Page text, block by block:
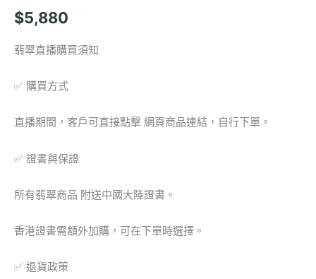
$5,880
翡翠直播購買須知
✅ 購買方式
直播期間，客戶可直接點擊 網頁商品連結，自行下單。
✅ 證書與保證
所有翡翠商品 附送中國大陸證書。
香港證書需額外加購，可在下單時選擇。
✅ 退貨政策
安
平
數